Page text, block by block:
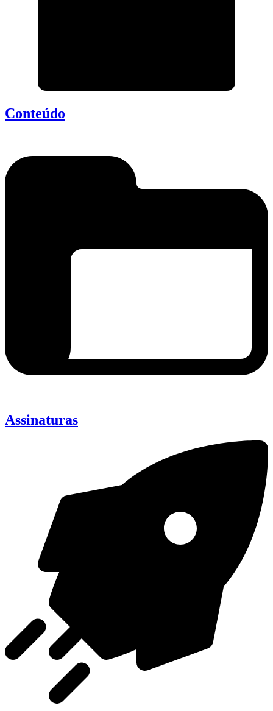
Conteúdo
Assinaturas